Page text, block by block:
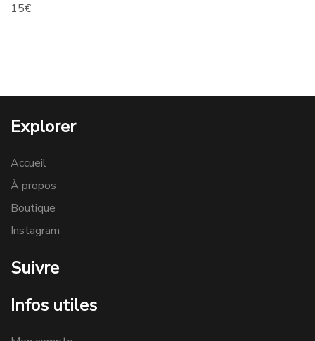
15€
Explorer
Accueil
À propos
Boutique
Instagram
Suivre
Infos utiles